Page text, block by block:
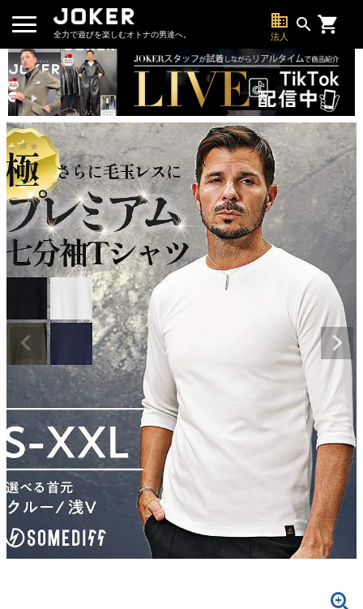
全力で遊びを楽しむオトナの男達へ。
business
法人
search